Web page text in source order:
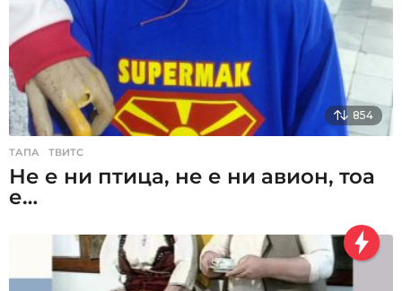
854
ТАПА ,ТВИТС
Не е ни птица, не е ни авион, тоа
е…